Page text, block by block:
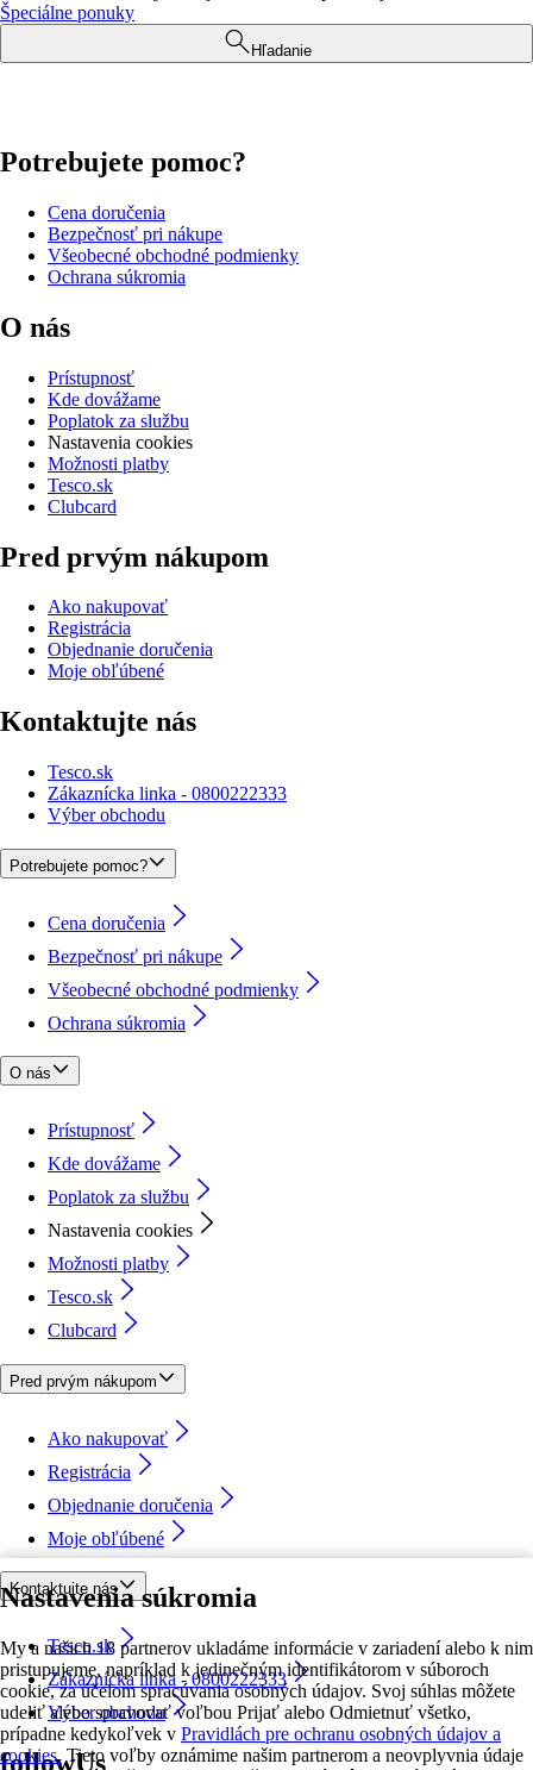
Nastavenia súkromia
My a našich 18 partnerov ukladáme informácie v zariadení alebo k nim
pristupujeme, napríklad k jedinečným identifikátorom v súboroch
cookie, za účelom spracúvania osobných údajov. Svoj súhlas môžete
udeliť alebo spravovať voľbou Prijať alebo Odmietnuť všetko,
prípadne kedykoľvek v Pravidlách pre ochranu osobných údajov a
cookies. Tieto voľby oznámime našim partnerom a neovplyvnia údaje
Špeciálne ponuky
Hľadanie
Potrebujete pomoc?
Cena doručenia
Bezpečnosť pri nákupe
Všeobecné obchodné podmienky
Ochrana súkromia
O nás
Prístupnosť
Kde dovážame
Poplatok za službu
Nastavenia cookies
Možnosti platby
Tesco.sk
Clubcard
Pred prvým nákupom
Ako nakupovať
Registrácia
Objednanie doručenia
Moje obľúbené
Kontaktujte nás
Tesco.sk
Zákaznícka linka - 0800222333
Výber obchodu
Potrebujete pomoc?
Cena doručenia
Bezpečnosť pri nákupe
Všeobecné obchodné podmienky
Ochrana súkromia
O nás
Prístupnosť
Kde dovážame
Poplatok za službu
Nastavenia cookies
Možnosti platby
Tesco.sk
Clubcard
Pred prvým nákupom
Ako nakupovať
Registrácia
Objednanie doručenia
Moje obľúbené
Kontaktujte nás
Tesco.sk
Zákaznícka linka - 0800222333
Výber obchodu
followUs